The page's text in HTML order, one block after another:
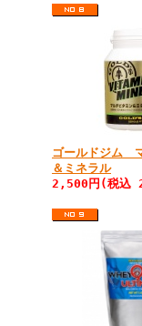
ゴールドジム
＆ミネラル
2,500円(税込